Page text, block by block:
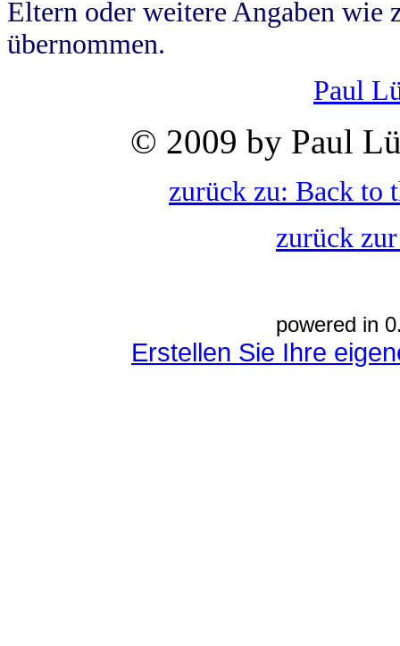
Eltern oder weitere Angaben wie
übernommen.
Paul
© 2009 by Paul
zurück zu: Back to
zurück
powered in
Erstellen Sie Ihre